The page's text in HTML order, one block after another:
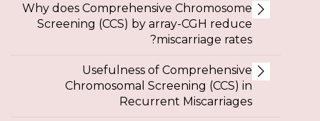
Why does Comprehensive Chromosome
Screening (CCS) by array-CGH reduce
miscarriage rates?
Usefulness of Comprehensive
Chromosomal Screening (CCS) in
Recurrent Miscarriages